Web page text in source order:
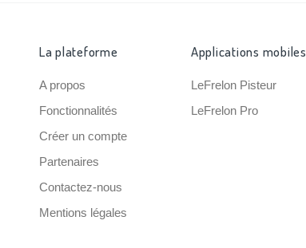
La plateforme
A propos
Fonctionnalités
Créer un compte
Partenaires
Contactez-nous
Mentions légales
Applications mobiles
LeFrelon Pisteur
LeFrelon Pro